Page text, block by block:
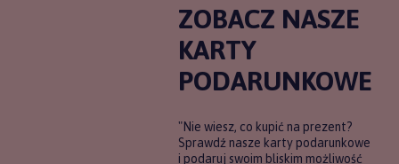
ZOBACZ NASZE
KARTY
PODARUNKOWE
"Nie wiesz, co kupić na prezent?
Sprawdź nasze karty podarunkowe
i podaruj swoim bliskim możliwość